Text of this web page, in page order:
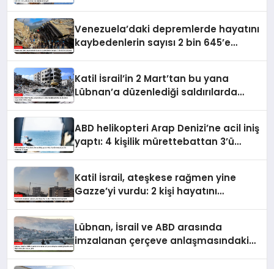
Venezuela’daki depremlerde hayatını
kaybedenlerin sayısı 2 bin 645’e
Katil İsrail’in 2 Mart’tan bu yana
Lübnan’a düzenlediği saldırılarda
ABD helikopteri Arap Denizi’ne acil iniş
yaptı: 4 kişilik mürettebattan 3’ü
Katil İsrail, ateşkese rağmen yine
Gazze’yi vurdu: 2 kişi hayatını
Lübnan, İsrail ve ABD arasında
imzalanan çerçeve anlaşmasındaki